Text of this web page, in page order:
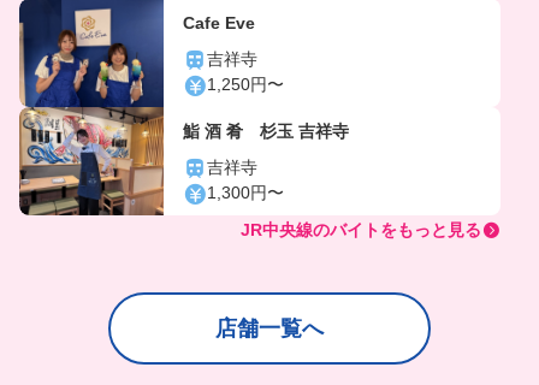
Cafe Eve
吉祥寺
1,250円〜
鮨 酒 肴 杉玉 吉祥寺
吉祥寺
1,300円〜
JR中央線のバイトをもっと見る
店舗一覧へ